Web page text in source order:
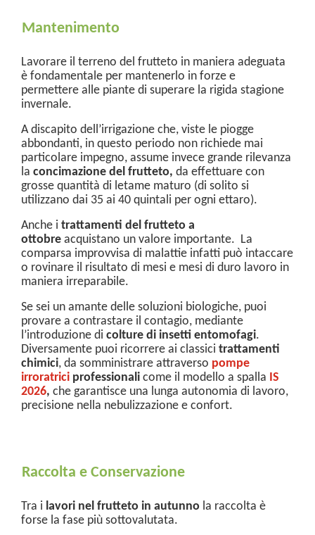
Mantenimento
Lavorare il terreno del frutteto in maniera adeguata
è fondamentale per mantenerlo in forze e
permettere alle piante di superare la rigida stagione
invernale.
A discapito dell’irrigazione che, viste le piogge
abbondanti, in questo periodo non richiede mai
particolare impegno, assume invece grande rilevanza
la concimazione del frutteto, da effettuare con
grosse quantità di letame maturo (di solito si
utilizzano dai 35 ai 40 quintali per ogni ettaro).
Anche i trattamenti del frutteto a
ottobre acquistano un valore importante. La
comparsa improvvisa di malattie infatti può intaccare
o rovinare il risultato di mesi e mesi di duro lavoro in
maniera irreparabile.
Se sei un amante delle soluzioni biologiche, puoi
provare a contrastare il contagio, mediante
l’introduzione di colture di insetti entomofagi.
Diversamente puoi ricorrere ai classici trattamenti
chimici, da somministrare attraverso pompe
irroratrici professionali come il modello a spalla IS
2026, che garantisce una lunga autonomia di lavoro,
precisione nella nebulizzazione e confort.
Raccolta e Conservazione
Tra i lavori nel frutteto in autunno la raccolta è
forse la fase più sottovalutata.